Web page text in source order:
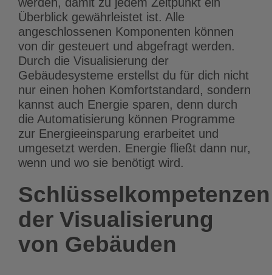
werden, damit zu jedem Zeitpunkt ein
Überblick gewährleistet ist. Alle
angeschlossenen Komponenten können
von dir gesteuert und abgefragt werden.
Durch die Visualisierung der
Gebäudesysteme erstellst du für dich nicht
nur einen hohen Komfortstandard, sondern
kannst auch Energie sparen, denn durch
die Automatisierung können Programme
zur Energieeinsparung erarbeitet und
umgesetzt werden. Energie fließt dann nur,
wenn und wo sie benötigt wird.
Schlüsselkompetenzen
der Visualisierung
von Gebäuden